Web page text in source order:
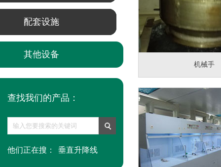
配套设施
其他设备
查找我们的产品：
他们正在搜： 垂直升降线
机械手